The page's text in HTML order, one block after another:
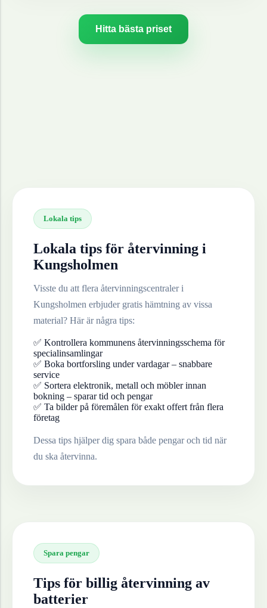
Hitta bästa priset
Lokala tips
Lokala tips för återvinning i
Kungsholmen
Visste du att flera återvinningscentraler i
Kungsholmen erbjuder gratis hämtning av vissa
material? Här är några tips:
✅ Kontrollera kommunens återvinningsschema för
specialinsamlingar
✅ Boka bortforsling under vardagar – snabbare
service
✅ Sortera elektronik, metall och möbler innan
bokning – sparar tid och pengar
✅ Ta bilder på föremålen för exakt offert från flera
företag
Dessa tips hjälper dig spara både pengar och tid när
du ska återvinna.
Spara pengar
Tips för billig återvinning av
batterier